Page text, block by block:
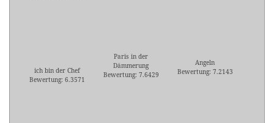
ich bin der Chef
Bewertung: 6.3571
Paris in der
Dämmerung
Bewertung: 7.6429
Angeln
Bewertung: 7.2143